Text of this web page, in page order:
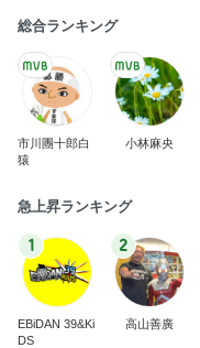
総合ランキング
市川團十郎白
猿
小林麻央
急上昇ランキング
1
EBiDAN 39&Ki
DS
2
高山善廣